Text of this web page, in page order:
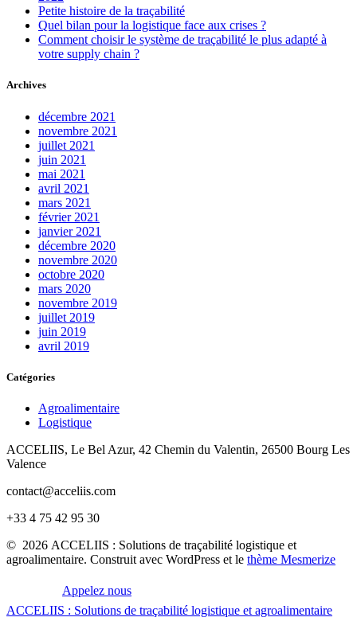
Petite histoire de la traçabilité
Quel bilan pour la logistique face aux crises ?
Comment choisir le système de traçabilité le plus adapté à
votre supply chain ?
Archives
décembre 2021
novembre 2021
juillet 2021
juin 2021
mai 2021
avril 2021
mars 2021
février 2021
janvier 2021
décembre 2020
novembre 2020
octobre 2020
mars 2020
novembre 2019
juillet 2019
juin 2019
avril 2019
Catégories
Agroalimentaire
Logistique
ACCELIIS, Le Bel Azur, 42 Chemin du Valentin, 26500 Bourg Les
Valence
contact@acceliis.com
+33 4 75 42 95 30
© 2026 ACCELIIS : Solutions de traçabilité logistique et
agroalimentaire. Construit avec WordPress et le thème Mesmerize
Appelez nous
ACCELIIS : Solutions de traçabilité logistique et agroalimentaire